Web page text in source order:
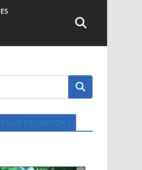
SUR FACEBOOK !